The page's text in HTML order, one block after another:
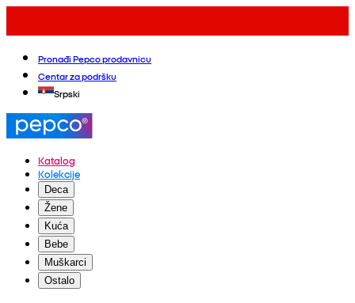
Pronađi Pepco prodavnicu
Centar za podršku
Srpski
Katalog
Kolekcije
Deca
Žene
Kuća
Bebe
Muškarci
Ostalo